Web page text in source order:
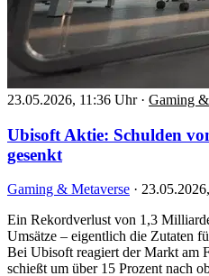
23.05.2026, 11:36 Uhr · Gaming
Ubisoft Aktie: Schulden
gesenkt
Gaming & Metaverse ·
Ein Rekordverlust von 1,3
Umsätze – eigentlich die Zutaten
Bei Ubisoft reagiert der Markt am
schießt um über 15 Prozent nach